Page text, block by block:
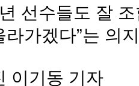
선수들도 잘
라가겠다”는 의
이기동 기자